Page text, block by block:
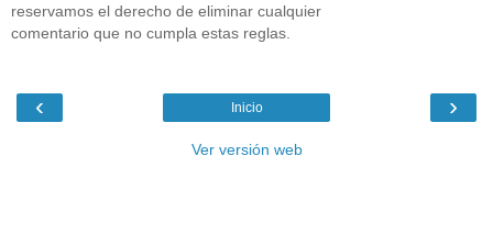
reservamos el derecho de eliminar cualquier
comentario que no cumpla estas reglas.
‹ ›
Inicio
Ver versión web